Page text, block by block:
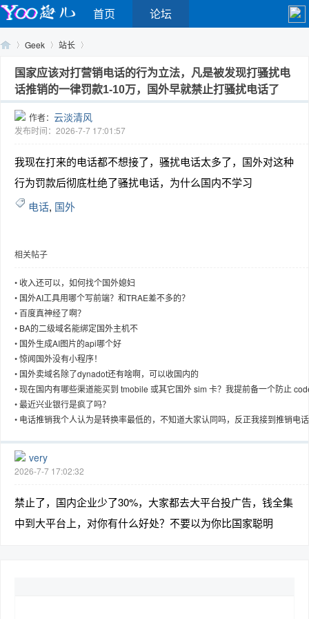
首页 论坛
Yo›
Geek
›
站长
›
国家应该对打营销电话的行为立法，凡是被发现打骚扰电
话推销的一律罚款1-10万，国外早就禁止打骚扰电话了
作者： 云淡清风
发布时间：2026-7-7 17:01:57
我现在打来的电话都不想接了，骚扰电话太多了，国外对这种
行为罚款后彻底杜绝了骚扰电话，为什么国内不学习
电话, 国外
相关帖子
• 收入还可以，如何找个国外媳妇
• 国外AI工具用哪个写前端？和TRAE差不多的？
•百度真神经了啊？
• BA的二级域名能绑定国外主机不
• 国外生成AI图片的api哪个好
•惊闻国外没有小程序！
• 国外卖域名除了dynadot还有啥啊，可以收国内的
•现在国内有哪些渠道能买到 tmobile 或其它国外 sim 卡？我提前备一个防止
要验证。找了半天只找到一个网站能买， 3$月租 500￥， 0$月租 3000￥，感
点贵了……
•最近兴业银行是疯了吗？
• 电话推销我个人认为是转换率最低的，不知道大家认同吗，反正我接到推销电
very
2026-7-7 17:02:32
禁止了，国内企业少了30%，大家都去大平台投广告，钱全集
中到大平台上，对你有什么好处？不要以为你比国家聪明